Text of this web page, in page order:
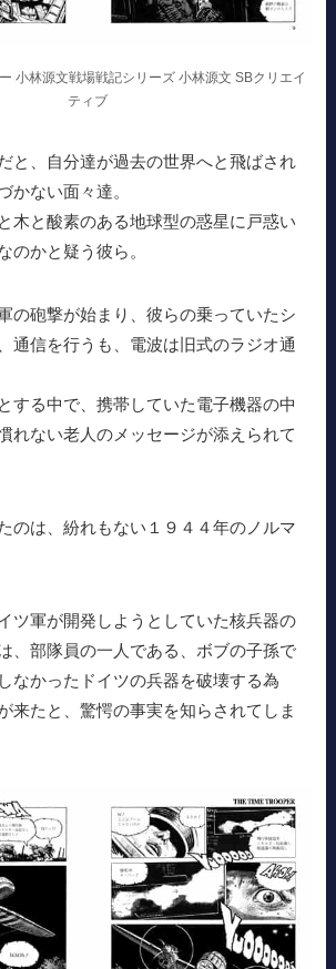
小林源文戦場戦記シリーズ 小林源文 SBクリエイ
ティブ
と、自分達が過去の世界へと飛ばされ
かない面々達。
木と酸素のある地球型の惑星に戸惑い
のかと疑う彼ら。
の砲撃が始まり、彼らの乗っていたシ
通信を行うも、電波は旧式のラジオ通
する中で、携帯していた電子機器の中
れない老人のメッセージが添えられて
のは、紛れもない１９４４年のノルマ
ツ軍が開発しようとしていた核兵器の
、部隊員の一人である、ボブの子孫で
なかったドイツの兵器を破壊する為
来たと、驚愕の事実を知らされてしま